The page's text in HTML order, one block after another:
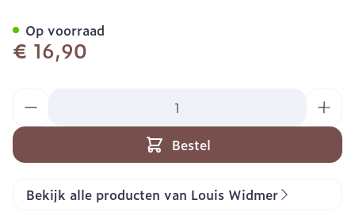
€ 16,90
Bestel
Op voorraad
Bekijk alle producten van Louis Widmer